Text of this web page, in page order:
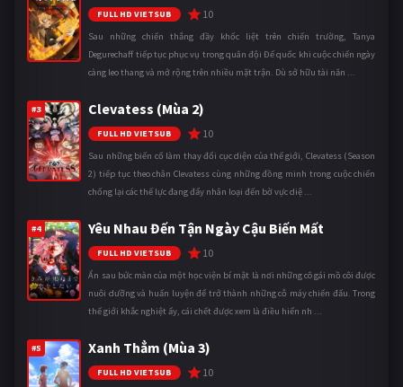
FULL HD VIETSUB 10
Sau những chiến thắng đầy khốc liệt trên chiến trường, Tanya
Degurechaff tiếp tục phục vụ trong quân đội Đế quốc khi cuộc chiến ngày
càng leo thang và mở rộng trên nhiều mặt trận. Dù sở hữu tài năn ...
#3 Clevatess (Mùa 2)
FULL HD VIETSUB 10
Sau những biến cố làm thay đổi cục diện của thế giới, Clevatess (Season
2) tiếp tục theo chân Clevatess cùng những đồng minh trong cuộc chiến
chống lại các thế lực đang đẩy nhân loại đến bờ vực diệ ...
#4 Yêu Nhau Đến Tận Ngày Cậu Biến Mất
FULL HD VIETSUB 10
Ẩn sau bức màn của một học viện bí mật là nơi những cô gái mồ côi được
nuôi dưỡng và huấn luyện để trở thành những cỗ máy chiến đấu. Trong
thế giới khắc nghiệt ấy, cái chết được xem là điều hiển nh ...
#5 Xanh Thẳm (Mùa 3)
FULL HD VIETSUB 10